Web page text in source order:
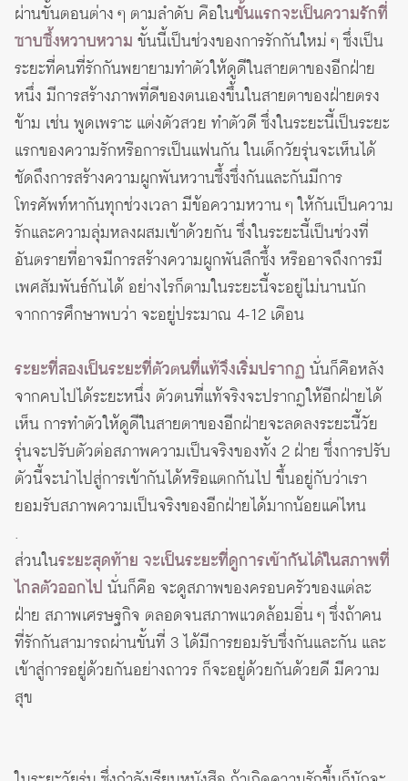
ผ่านขั้นตอนต่าง ๆ ตามลำดับ คือในขั้นแรกจะเป็นความรักที่
ซาบซึ้งหวาบหวาม ขั้นนี้เป็นช่วงของการรักกันใหม่ ๆ ซึ่งเป็น
ระยะที่คนที่รักกันพยายามทำตัวให้ดูดีในสายตาของอีกฝ่าย
หนึ่ง มีการสร้างภาพที่ดีของตนเองขึ้นในสายตาของฝ่ายตรง
ข้าม เช่น พูดเพราะ แต่งตัวสวย ทำตัวดี ซึ่งในระยะนี้เป็นระยะ
แรกของความรักหรือการเป็นแฟนกัน ในเด็กวัยรุ่นจะเห็นได้
ชัดถึงการสร้างความผูกพันหวานซึ้งซึ่งกันและกันมีการ
โทรศัพท์หากันทุกช่วงเวลา มีข้อความหวาน ๆ ให้กันเป็นความ
รักและความลุ่มหลงผสมเข้าด้วยกัน ซึ่งในระยะนี้เป็นช่วงที่
อันตรายที่อาจมีการสร้างความผูกพันลึกซึ้ง หรืออาจถึงการมี
เพศสัมพันธ์กันได้ อย่างไรก็ตามในระยะนี้จะอยู่ไม่นานนัก
จากการศึกษาพบว่า จะอยู่ประมาณ 4-12 เดือน
ระยะที่สองเป็นระยะที่ตัวตนที่แท้จึงเริ่มปรากฏ นั่นก็คือหลัง
จากคบไปได้ระยะหนึ่ง ตัวตนที่แท้จริงจะปรากฏให้อีกฝ่ายได้
เห็น การทำตัวให้ดูดีในสายตาของอีกฝ่ายจะลดลงระยะนี้วัย
รุ่นจะปรับตัวต่อสภาพความเป็นจริงของทั้ง 2 ฝ่าย ซึ่งการปรับ
ตัวนี้จะนำไปสู่การเข้ากันได้หรือแตกกันไป ขึ้นอยู่กับว่าเรา
ยอมรับสภาพความเป็นจริงของอีกฝ่ายได้มากน้อยแค่ไหน
.
ส่วนในระยะสุดท้าย จะเป็นระยะที่ดูการเข้ากันได้ในสภาพที่
ไกลตัวออกไป นั่นก็คือ จะดูสภาพของครอบครัวของแต่ละ
ฝ่าย สภาพเศรษฐกิจ ตลอดจนสภาพแวดล้อมอื่น ๆ ซึ่งถ้าคน
ที่รักกันสามารถผ่านขั้นที่ 3 ได้มีการยอมรับซึ่งกันและกัน และ
เข้าสู่การอยู่ด้วยกันอย่างถาวร ก็จะอยู่ด้วยกันด้วยดี มีความ
สุข